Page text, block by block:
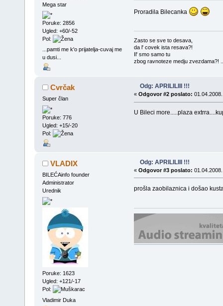
Mega star
Poruke: 2856
Ugled: +60/-52
Pol:
...pamti me k'o prijatelja-cuvaj me
u dusi...
Proradila Bilecanka
Zasto se sve to desava,
da l' covek ista resava?!
Il' smo samo tu
zbog ravnoteze medju zvezdama?!
Cvrčak
Super član
Poruke: 776
Ugled: +15/-20
Pol:
Odg: APRILILIII !!!
« Odgovor #2 poslato:
U Bileci more.....plaza
VLADIX
BILEĆAinfo founder
Administrator
Urednik
Poruke: 1623
Ugled: +121/-17
Pol:
Vladimir Duka
Odg: APRILILIII !!!
« Odgovor #3 poslato:
prošla zaobilaznica i došao